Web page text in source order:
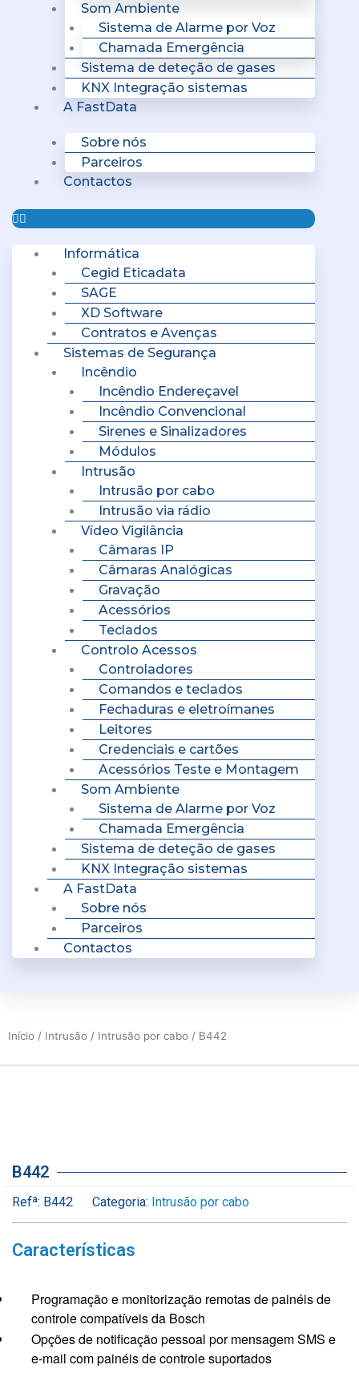
Som Ambiente
Sistema de Alarme por Voz
Chamada Emergência
Sistema de deteção de gases
KNX Integração sistemas
A FastData
Sobre nós
Parceiros
Contactos
Informática
Cegid Eticadata
SAGE
XD Software
Contratos e Avenças
Sistemas de Segurança
Incêndio
Incêndio Endereçavel
Incêndio Convencional
Sirenes e Sinalizadores
Módulos
Intrusão
Intrusão por cabo
Intrusão via rádio
Vídeo Vigilância
Câmaras IP
Câmaras Analógicas
Gravação
Acessórios
Teclados
Controlo Acessos
Controladores
Comandos e teclados
Fechaduras e eletroímanes
Leitores
Credenciais e cartões
Acessórios Teste e Montagem
Som Ambiente
Sistema de Alarme por Voz
Chamada Emergência
Sistema de deteção de gases
KNX Integração sistemas
A FastData
Sobre nós
Parceiros
Contactos
Início / Intrusão / Intrusão por cabo / B442
B442
Refª: B442 Categoria: Intrusão por cabo
Características
Programação e monitorização remotas de painéis de
controle compatíveis da Bosch
Opções de notificação pessoal por mensagem SMS e
e-mail com painéis de controle suportados